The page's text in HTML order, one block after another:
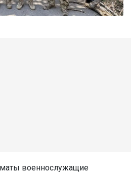
военнослужащие